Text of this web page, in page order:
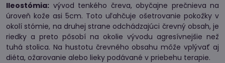
Ileostómia: vývod tenkého čreva, obyčajne prečnieva na
úroveň kože asi 5cm. Toto uľahčuje ošetrovanie pokožky v
okolí stómie, na druhej strane odchádzajúci črevný obsah, je
riedky a preto pôsobí na okolie vývodu agresívnejšie než
tuhá stolica. Na hustotu črevného obsahu môže vplývať aj
diéta, ožarovanie alebo lieky podávané v priebehu terapie.